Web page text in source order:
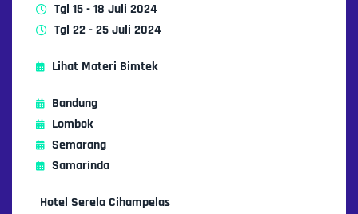
Tgl 15 - 18 Juli 2024
Tgl 22 - 25 Juli 2024
Lihat Materi Bimtek
Bandung
Lombok
Semarang
Samarinda
Hotel Serela Cihampelas